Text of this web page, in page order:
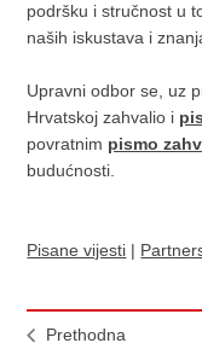
podršku i stručnost u
naših iskustava i
Upravni odbor se, uz
Hrvatskoj zahvalio i
povratnim pismo
budućnosti.
Pisane vijesti |
Prethodna